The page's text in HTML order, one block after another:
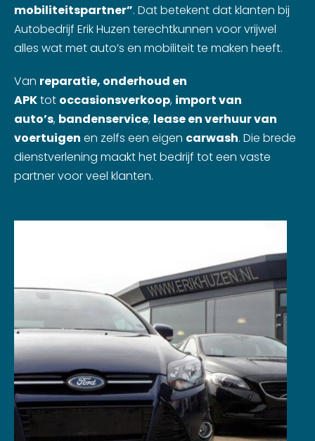
mobiliteitspartner”. Dat betekent dat klanten bij
Autobedrijf Erik Huzen terechtkunnen voor vrijwel
alles wat met auto’s en mobiliteit te maken heeft.
Van reparatie, onderhoud en
APKtot occasionsverkoop, import van
auto’s, bandenservice, lease en verhuur van
voertuigen en zelfs een eigen carwash. Die brede
dienstverlening maakt het bedrijf tot een vaste
partner voor veel klanten.